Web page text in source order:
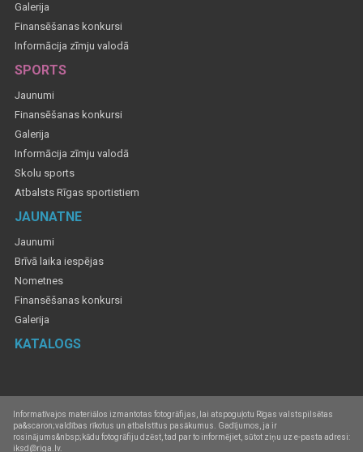
Galerija
Finansēšanas konkursi
Informācija zīmju valodā
SPORTS
Jaunumi
Finansēšanas konkursi
Galerija
Informācija zīmju valodā
Skolu sports
Atbalsts Rīgas sportistiem
JAUNATNE
Jaunumi
Brīvā laika iespējas
Nometnes
Finansēšanas konkursi
Galerija
KATALOGS
Informatīvajos materiālos izmantotas fotogrāfijas, lai atspoguļotu Rīgas valstspilsētas
pa&scaron;valdības rīkotus un atbalstītus pasākumus. Gadījumos, ja ir
rosinājums&nbsp;kādu fotogrāfiju dzēst, tad par to informējiet, sūtot ziņu uz e-pasta adresi:
iksd@riga.lv.